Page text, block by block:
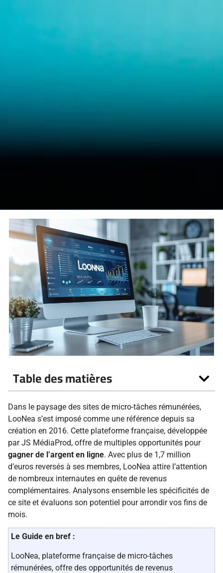
Table des matières
Dans le paysage des sites de micro-tâches rémunérées,
LooNea s’est imposé comme une référence depuis sa
création en 2016. Cette plateforme française, développée
par JS MédiaProd, offre de multiples opportunités pour
gagner de l’argent en ligne. Avec plus de 1,7 million
d’euros reversés à ses membres, LooNea attire l’attention
de nombreux internautes en quête de revenus
complémentaires. Analysons ensemble les spécificités de
ce site et évaluons son potentiel pour arrondir vos fins de
mois.
Le Guide en bref :
LooNea, plateforme française de micro-tâches
rémunérées, offre des opportunités de revenus